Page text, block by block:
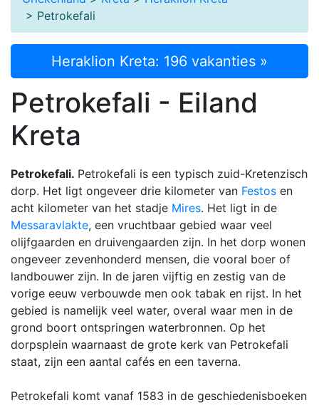
> Petrokefali
Heraklion Kreta: 196 vakanties »
Petrokefali - Eiland
Kreta
Petrokefali. Petrokefali is een typisch zuid-Kretenzisch
dorp. Het ligt ongeveer drie kilometer van Festos en
acht kilometer van het stadje Mires. Het ligt in de
Messaravlakte, een vruchtbaar gebied waar veel
olijfgaarden en druivengaarden zijn. In het dorp wonen
ongeveer zevenhonderd mensen, die vooral boer of
landbouwer zijn. In de jaren vijftig en zestig van de
vorige eeuw verbouwde men ook tabak en rijst. In het
gebied is namelijk veel water, overal waar men in de
grond boort ontspringen waterbronnen. Op het
dorpsplein waarnaast de grote kerk van Petrokefali
staat, zijn een aantal cafés en een taverna.
Petrokefali komt vanaf 1583 in de geschiedenisboeken